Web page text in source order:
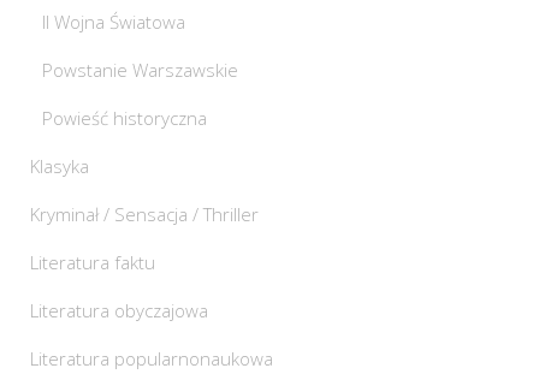
II Wojna Światowa
Powstanie Warszawskie
Powieść historyczna
Klasyka
Kryminał / Sensacja / Thriller
Literatura faktu
Literatura obyczajowa
Literatura popularnonaukowa